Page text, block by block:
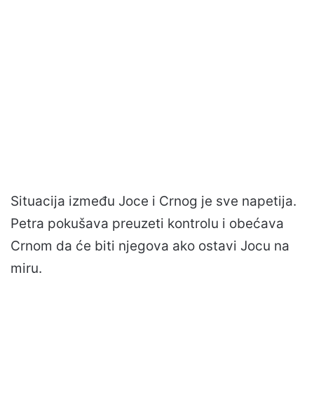
Situacija između Joce i Crnog je sve napetija.
Petra pokušava preuzeti kontrolu i obećava
Crnom da će biti njegova ako ostavi Jocu na
miru.